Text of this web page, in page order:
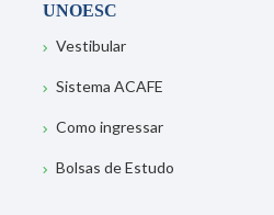
UNOESC
Vestibular
Sistema ACAFE
Como ingressar
Bolsas de Estudo